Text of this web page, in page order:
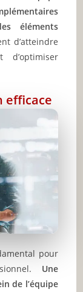
éléments
d’atteindre
efficace
pour
Une
de l’équipe